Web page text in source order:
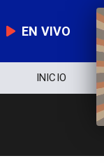
EN VIVO
INICIO